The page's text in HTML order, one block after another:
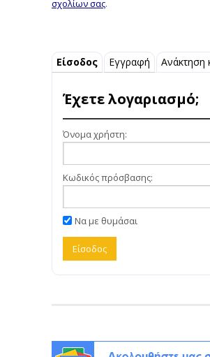
σχολίων σας.
Είσοδος Εγγραφή Ανάκτηση
Έχετε λογαριασμό;
Όνομα χρήστη:
Κωδικός πρόσβασης:
Να με θυμάσαι